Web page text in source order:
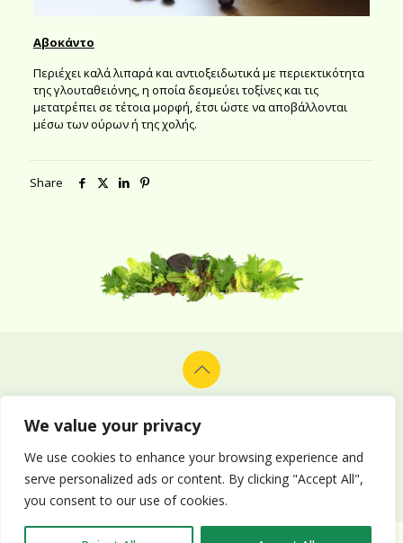
We value your privacy
We use cookies to enhance your browsing experience and
serve personalized ads or content. By clicking "Accept All",
you consent to our use of cookies.
Αβοκάντο
Περιέχει καλά λιπαρά και αντιοξειδωτικά με περιεκτικότητα
της γλουταθειόνης, η οποία δεσμεύει τοξίνες και τις
μετατρέπει σε τέτοια μορφή, έτσι ώστε να αποβάλλονται
μέσω των ούρων ή της χολής.
Share
Design and development by